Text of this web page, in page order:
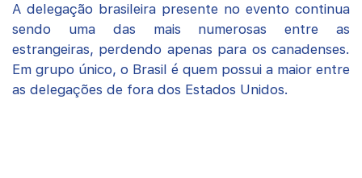
A delegação brasileira presente no evento continua
sendo uma das mais numerosas entre as
estrangeiras, perdendo apenas para os canadenses.
Em grupo único, o Brasil é quem possui a maior entre
as delegações de fora dos Estados Unidos.